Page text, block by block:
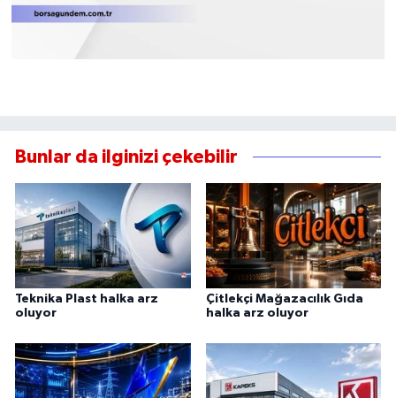
Bunlar da ilginizi çekebilir
Teknika Plast halka arz
oluyor
Çitlekçi Mağazacılık Gıda
halka arz oluyor